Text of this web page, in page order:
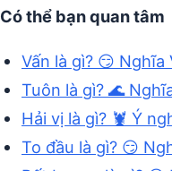
Có thể bạn quan tâm
Vấn là gì? 😏 Nghĩa
Tuôn là gì? 🌊
Hải vị là gì? 🦞 Ý
To đầu là gì? 😏